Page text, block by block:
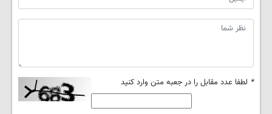
* لطفا عدد مقابل را در جعبه متن وارد کنید